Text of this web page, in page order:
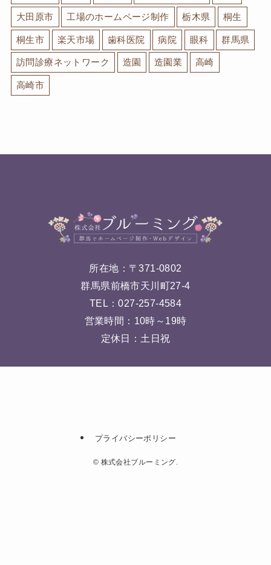
大田原市 工場のホームページ制作 栃木県 桐生
桐生市 楽天市場 歯科医院 病院 眼科 群馬県
訪問診療ネットワーク 造園 造園業 高崎
高崎市
所在地：〒371-0802
群馬県前橋市天川町27-4
TEL：027-257-4584
営業時間：10時～19時
定休日：土日祝
プライバシーポリシー
© 株式会社ブルーミング.